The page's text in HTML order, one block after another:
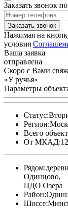
Заказать звонок
Заказать звонок
Нажимая на
условия
Ваша заявка
отправлена
Скоро с Вами
«У ручья»
Параметры
Статус:
Регион:
Всего
От МКАД:
Рядом:
Одинцово,
ПДО Озера
Район:
Шоссе: